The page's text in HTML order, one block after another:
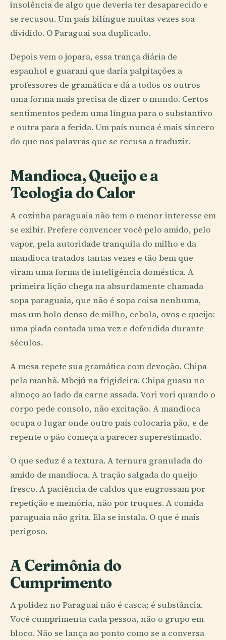
insolência de algo que deveria ter desaparecido e
se recusou. Um país bilíngue muitas vezes soa
dividido. O Paraguai soa duplicado.
Depois vem o jopara, essa trança diária de
espanhol e guarani que daria palpitações a
professores de gramática e dá a todos os outros
uma forma mais precisa de dizer o mundo. Certos
sentimentos pedem uma língua para o substantivo
e outra para a ferida. Um país nunca é mais sincero
do que nas palavras que se recusa a traduzir.
Mandioca, Queijo e a
Teologia do Calor
A cozinha paraguaia não tem o menor interesse em
se exibir. Prefere convencer você pelo amido, pelo
vapor, pela autoridade tranquila do milho e da
mandioca tratados tantas vezes e tão bem que
viram uma forma de inteligência doméstica. A
primeira lição chega na absurdamente chamada
sopa paraguaia, que não é sopa coisa nenhuma,
mas um bolo denso de milho, cebola, ovos e queijo:
uma piada contada uma vez e defendida durante
séculos.
A mesa repete sua gramática com devoção. Chipa
pela manhã. Mbejú na frigideira. Chipa guasu no
almoço ao lado da carne assada. Vori vori quando o
corpo pede consolo, não excitação. A mandioca
ocupa o lugar onde outro país colocaria pão, e de
repente o pão começa a parecer superestimado.
O que seduz é a textura. A ternura granulada do
amido de mandioca. A tração salgada do queijo
fresco. A paciência de caldos que engrossam por
repetição e memória, não por truques. A comida
paraguaia não grita. Ela se instala. O que é mais
perigoso.
A Cerimônia do
Cumprimento
A polidez no Paraguai não é casca; é substância.
Você cumprimenta cada pessoa, não o grupo em
bloco. Não se lança ao ponto como se a conversa